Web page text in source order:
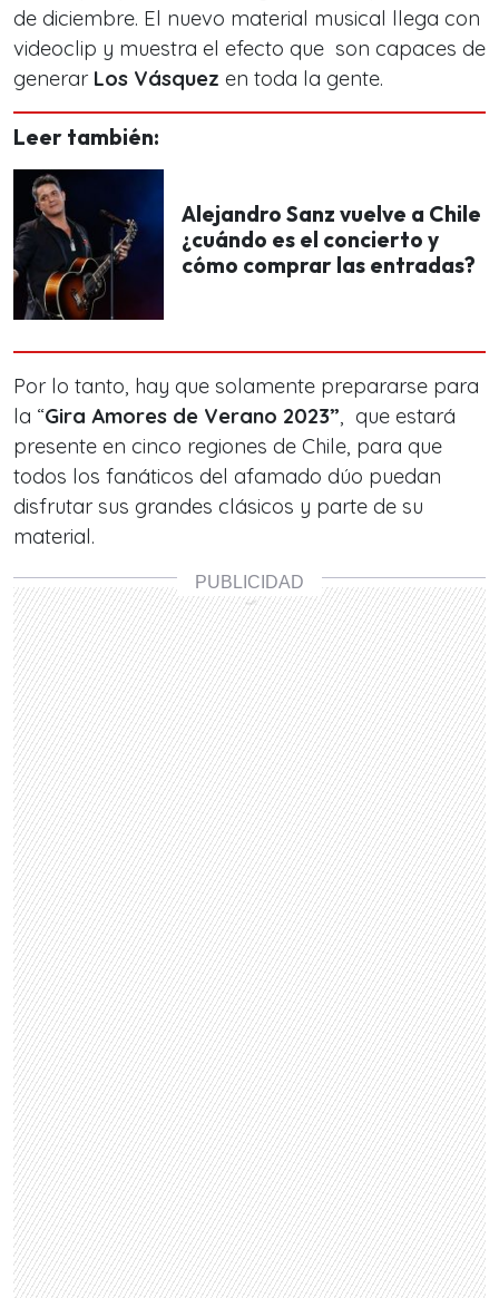
de diciembre. El nuevo material musical llega con
videoclip y muestra el efecto que son capaces de
generar Los Vásquez en toda la gente.
Leer también:
Alejandro Sanz vuelve a Chile
¿cuándo es el concierto y
cómo comprar las entradas?
Por lo tanto, hay que solamente prepararse para
la “Gira Amores de Verano 2023”, que estará
presente en cinco regiones de Chile, para que
todos los fanáticos del afamado dúo puedan
disfrutar sus grandes clásicos y parte de su
material.